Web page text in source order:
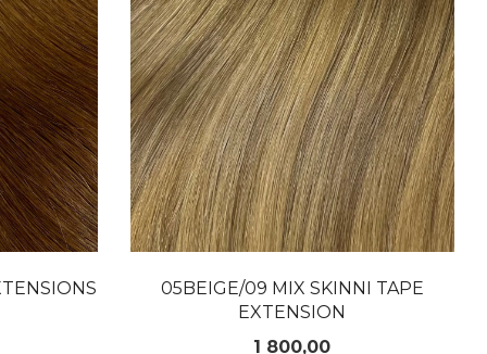
05BEIGE/09 MIX SKINNI TAPE
EXTENSION
Pris
1 800,00